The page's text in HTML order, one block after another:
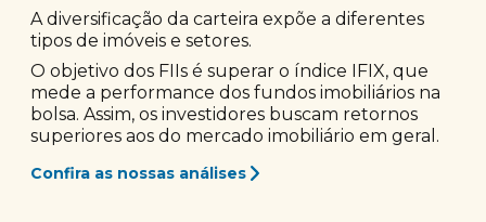
A diversificação da carteira expõe a diferentes
tipos de imóveis e setores.
O objetivo dos FIIs é superar o índice IFIX, que
mede a performance dos fundos imobiliários na
bolsa. Assim, os investidores buscam retornos
superiores aos do mercado imobiliário em geral.
Confira as nossas análises